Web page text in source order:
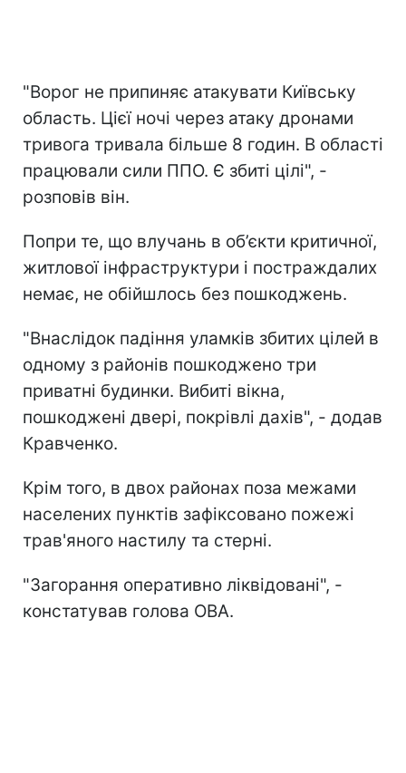
"Ворог не припиняє атакувати Київську
область. Цієї ночі через атаку дронами
тривога тривала більше 8 годин. В області
працювали сили ППО. Є збиті цілі", -
розповів він.
Попри те, що влучань в об’єкти критичної,
житлової інфраструктури і постраждалих
немає, не обійшлось без пошкоджень.
"Внаслідок падіння уламків збитих цілей в
одному з районів пошкоджено три
приватні будинки. Вибиті вікна,
пошкоджені двері, покрівлі дахів", - додав
Кравченко.
Крім того, в двох районах поза межами
населених пунктів зафіксовано пожежі
трав'яного настилу та стерні.
"Загорання оперативно ліквідовані", -
констатував голова ОВА.